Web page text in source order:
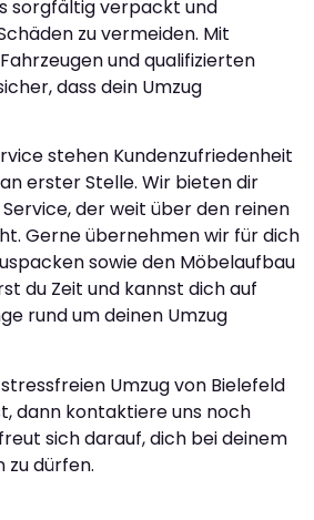
sorgfältig verpackt und
zu vermeiden. Mit
und qualifizierten
dass dein Umzug
stehen Kundenzufriedenheit
erster Stelle. Wir bieten dir
der weit über den reinen
Gerne übernehmen wir für dich
sowie den Möbelaufbau
du Zeit und kannst dich auf
rund um deinen Umzug
Umzug von Bielefeld
dann kontaktiere uns noch
sich darauf, dich bei deinem
zu dürfen.